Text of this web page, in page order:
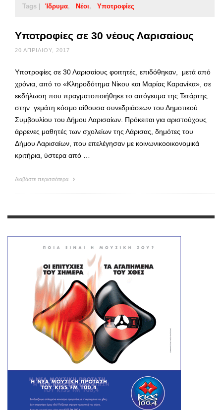
Tags | Ίδρυμα Νέοι Υποτροφίες
Υποτροφίες σε 30 νέους Λαρισαίους
20 ΑΠΡΙΛΊΟΥ, 2017
Υποτροφίες σε 30 Λαρισαίους φοιτητές, επιδόθηκαν, μετά από
χρόνια, από το «Κληροδότημα Νίκου και Μαρίας Καρανίκα», σε
εκδήλωση που πραγματοποιήθηκε το απόγευμα της Τετάρτης
στην γεμάτη κόσμο αίθουσα συνεδριάσεων του Δημοτικού
Συμβουλίου του Δήμου Λαρισαίων. Πρόκειται για αριστούχους
άρρενες μαθητές των σχολείων της Λάρισας, δημότες του
Δήμου Λαρισαίων, που επελέγησαν με κοινωνικοοικονομικά
κριτήρια, ύστερα από …
Διαβάστε περισσότερα